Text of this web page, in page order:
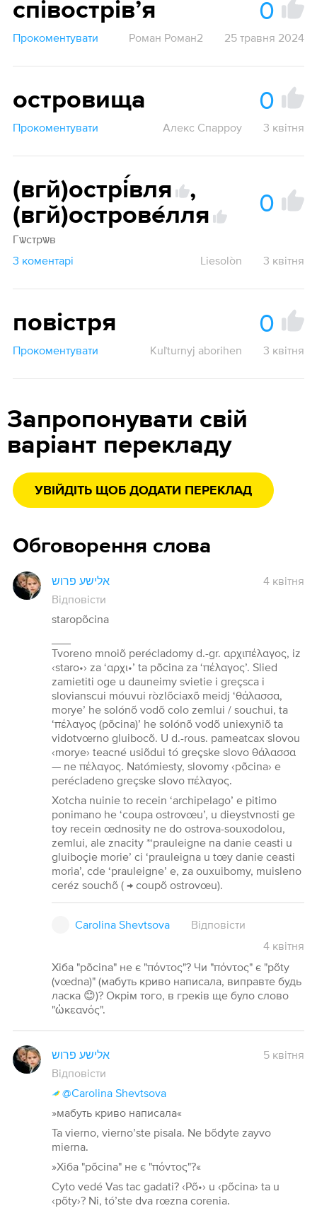
співострівʼя 0
Прокоментувати Роман Роман2 25 травня 2024
островища 0
Прокоментувати Алекс Спарроу 3 квітня
(вгй)острі́вля
,
(вгй)острове́лля
0
Гѡстрѡв
3 коментарі
Liesolòn 3 квітня
повістря 0
Прокоментувати Kuľturnyj aborihen 3 квітня
Запропонувати свій
варіант перекладу
УВІЙДІТЬ ЩОБ ДОДАТИ ПЕРЕКЛАД
Обговорення слова
אלישע פרוש
4 квітня
Відповісти
staropõcina
Tvoreno mnoiõ perécladomy d.-gr. αρχιπέλαγος, iz
‹staro•› za ‘αρχι•’ ta põcina za ‘πέλαγος’. Slied
zamietiti oge u dauneimy svietie i greçsca i
slovianscui móuvui ròzlõciaxõ meidj ‘θάλασσα,
morye’ he solónõ vodõ colo zemlui / souchui, ta
‘πέλαγος (põcina)’ he solónõ vodõ uniexyniõ ta
vidotvœrno gluibocõ. U d.-rous. pameatcax slovou
‹morye› teacné usiõdui tó greçske slovo θάλασσα
— ne πέλαγος. Natómiesty, slovomy ‹põcina› e
perécladeno greçske slovo πέλαγος.
Xotcha nuinie to recein ‘archipelago’ e pitimo
ponimano he ‘coupa ostrovœu’, u dieystvnosti ge
toy recein œdnosity ne do ostrova-souxodolou,
zemlui, ale znacity *‘prauleigne na danie ceasti u
gluiboçie morie’ ci ‘prauleigna u tœy danie ceasti
moria’, cde ‘prauleigne’ e, za ouxuibomy, muisleno
ceréz souchõ ( → coupõ ostrovœu).
Carolina Shevtsova
Відповісти
4 квітня
Хіба "põcina" не є "πόντος"? Чи "πόντος" є "põty
(vœdna)" (мабуть криво написала, виправте будь
ласка 😊)? Окрім того, в греків ще було слово
"ὠκεανός".
אלישע פרוש
5 квітня
Відповісти
@Carolina Shevtsova
»мабуть криво написала«
Ta vierno, vierno’ste pisala. Ne bõdyte zayvo
mierna.
»Хіба "põcina" не є "πόντος"?«
Cyto vedé Vas tac gadati? ‹Põ•› u ‹põcina› ta u
‹põty›? Ni, tó’ste dva rœzna corenia.